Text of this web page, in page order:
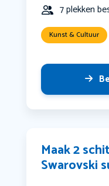
7 plekken
Kunst & Cultuur
Maak 2
Swarovski